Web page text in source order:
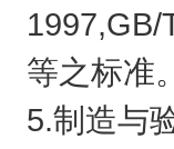
1997,GB/
等之标准
5.制造与